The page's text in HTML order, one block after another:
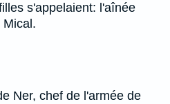
s'appelaient: l'aînée
Mical.
Ner, chef de l'armée de